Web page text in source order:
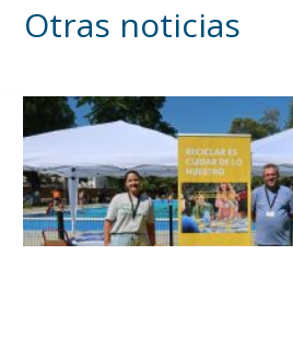
Otras noticias